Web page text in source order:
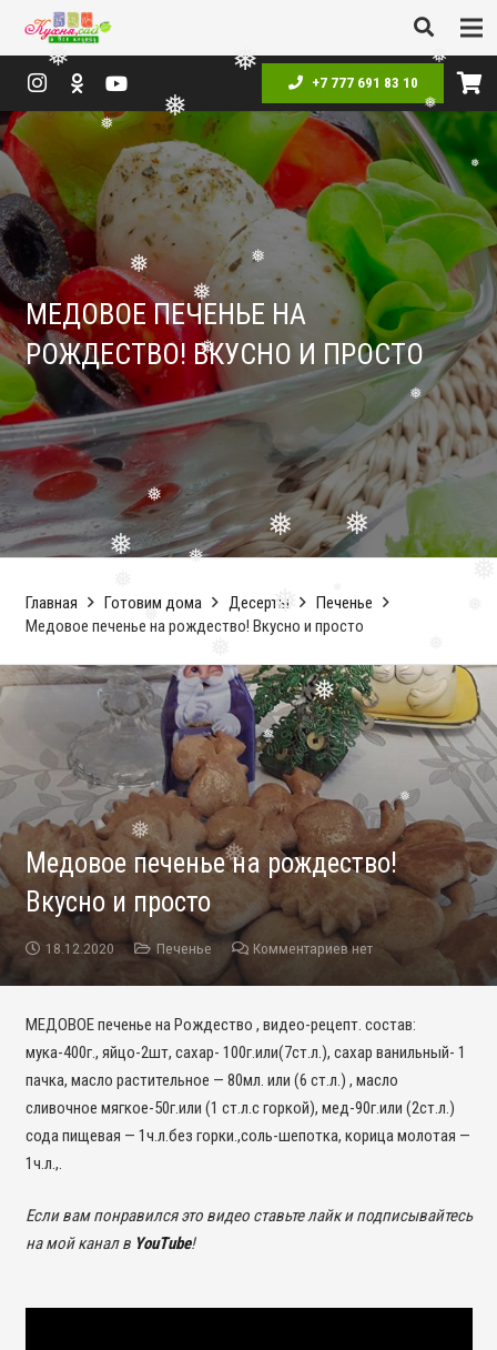
❅
❅
❅
❅
❅
❅
❅
❅
❅
❅
❅
❅
❅
❅
❅
❅
❅
❅
❅
❅
❅
+7 777 691 83 10
МЕДОВОЕ ПЕЧЕНЬЕ НА
РОЖДЕСТВО! ВКУСНО И ПРОСТО
Главная Готовим дома Десерты
Печенье
Медовое печенье на рождество! Вкусно и просто
Медовое печенье на рождество!
Вкусно и просто
18.12.2020 Печенье Комментариев нет
МЕДОВОЕ печенье на Рождество , видео-рецепт. состав:
мука-400г., яйцо-2шт, сахар- 100г.или(7ст.л.), сахар ванильный- 1
пачка, масло растительное — 80мл. или (6 ст.л.) , масло
сливочное мягкое-50г.или (1 ст.л.с горкой), мед-90г.или (2ст.л.)
сода пищевая — 1ч.л.без горки.,соль-шепотка, корица молотая —
1ч.л.,.
Если вам понравился это видео ставьте лайк и подписывайтесь
на мой канал в YouTube!